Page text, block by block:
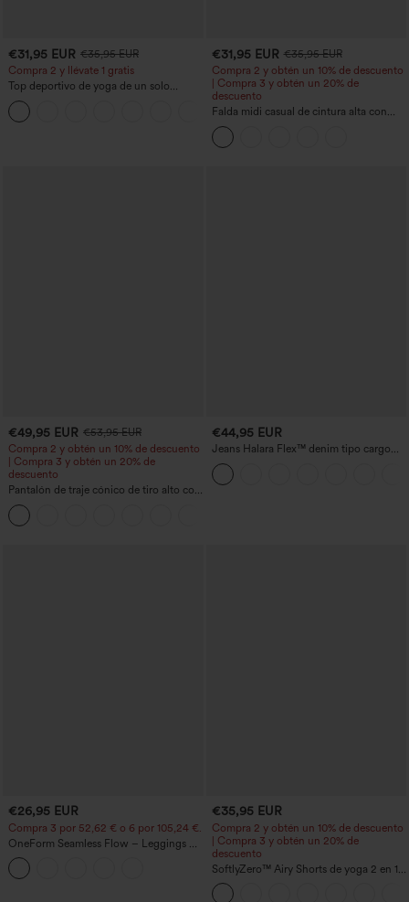
€31,95 EUR €35,95 EUR
Compra 2 y llévate 1 gratis
Top deportivo de yoga de un solo
hombro, manga larga con agujero para
el pulgar, dobladillo curvo estilo high-
low (frente más corto, espalda más
+3
€31,95 EUR €35,95 EUR
Compra 2 y obtén un 10% de descuento
| Compra 3 y obtén un 20% de
descuento
Falda midi casual de cintura alta con
control abdominal, fruncida, bajo curvo,
2 en 1 en forro polar y PU
€49,95 EUR €53,95 EUR
Compra 2 y obtén un 10% de descuento
| Compra 3 y obtén un 20% de
descuento
Pantalón de traje cónico de tiro alto con
bolsillos
€44,95 EUR
Jeans Halara Flex™ denim tipo cargo
elásticos de pierna recta con múltiples
bolsillos
€26,95 EUR
Compra 3 por 52,62 € o 6 por 105,24 €.
OneForm Seamless Flow – Leggings de
yoga sin costuras, tiro medio, control de
abdomen y realce de glúteos
€35,95 EUR
Compra 2 y obtén un 10% de descuento
| Compra 3 y obtén un 20% de
descuento
SoftlyZero™ Airy Shorts de yoga 2 en 1
InstantCool de talle súper alto, 7" con
bolsillos